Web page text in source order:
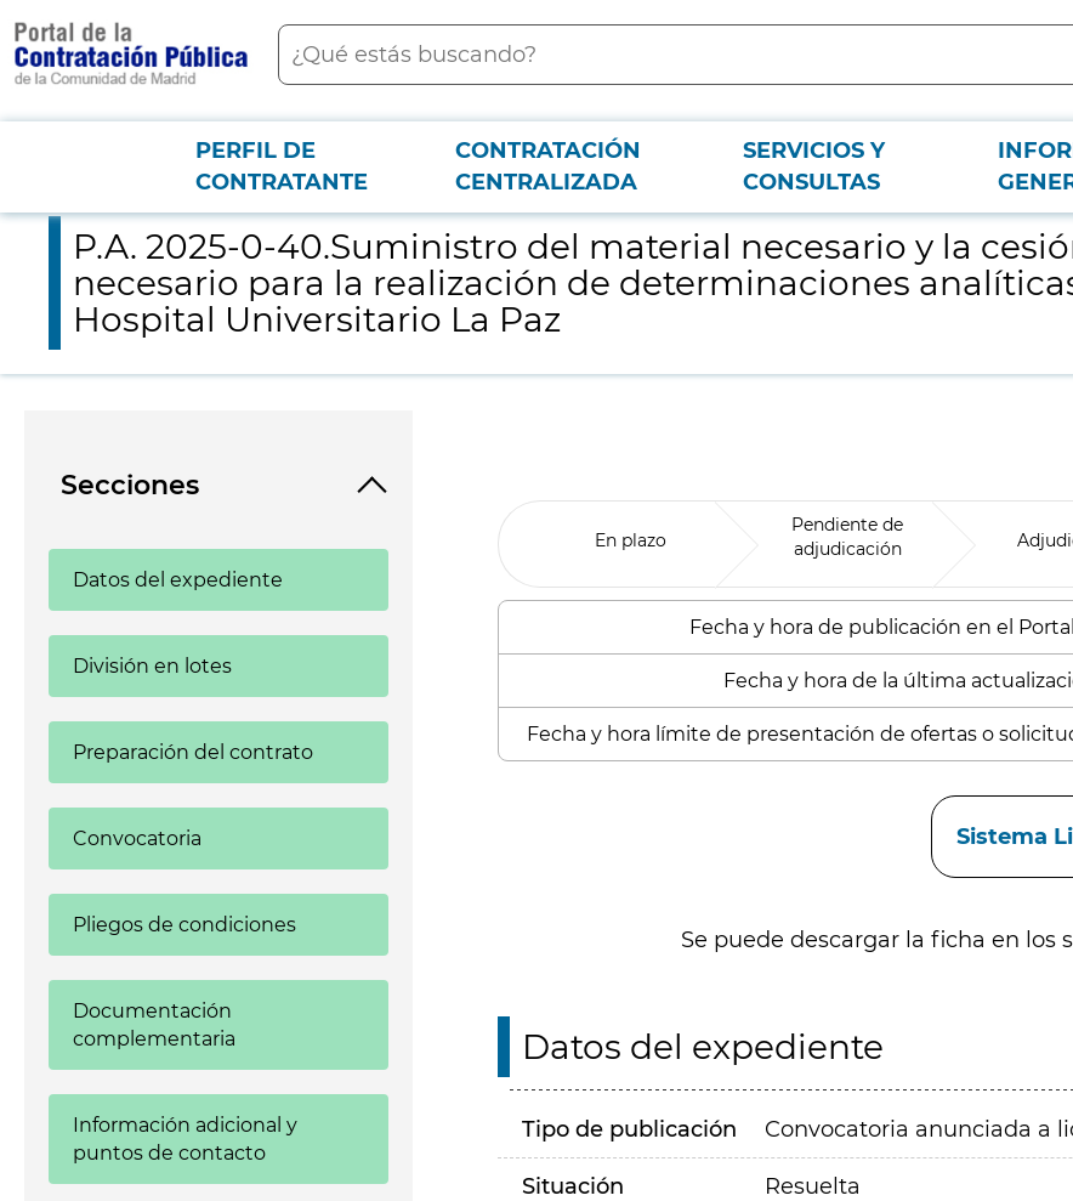
contenido
principal
Buscar
Menú PCON
PERFIL DE
CONTRATANTE
CONTRATACIÓN
CENTRALIZADA
SERVICIOS Y
CONSULTAS
P.A. 2025-0-40.Suministro del material necesario y la cesión del equipamiento necesario para la realización de determinaciones
P.A. 2025-0-40.Suministro del material necesario y la
necesario para la realización de determinaciones
Hospital Universitario La Paz
Secciones
Datos del expediente
División en lotes
Preparación del contrato
Convocatoria
Pliegos de condiciones
Documentación
complementaria
Información adicional y
puntos de contacto
En plazo
Pendiente de
adjudicación
Fecha y hora de publicación en el
Fecha y hora de la última
Fecha y hora límite de presentación de ofertas o
Sistema
Se puede descargar la ficha en los
Datos del expediente
Tipo de publicación Convocatoria anunciada a
Situación Resuelta